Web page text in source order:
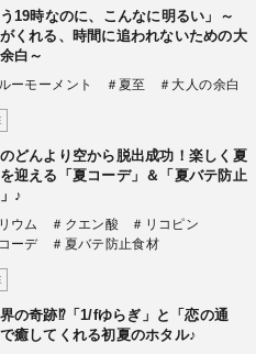
う19時なのに、こんなに明るい」～
くれる、時間に追われないための大
白～
ーモーメント ＃夏至 ＃大人の余白
どんより空から脱出成功！楽しく夏
迎える「夏コーデ」＆「夏バテ防止
♪
ウム ＃クエン酸
＃リコピン
ーデ
＃夏バテ防止食材
の奇跡⁉「1/fゆらぎ」と「恋の通
癒してくれる初夏のホタル♪